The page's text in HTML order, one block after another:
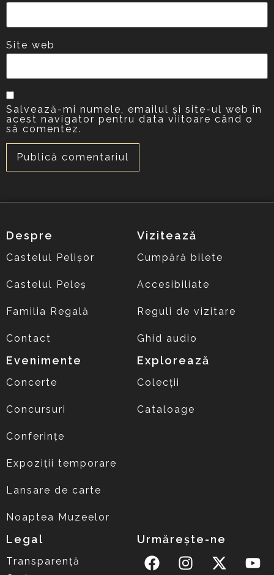
Site web
Salvează-mi numele, emailul și site-ul web în
acest navigator pentru data viitoare când o
să comentez.
Despre
Castelul Pelișor
Castelul Peleș
Familia Regală
Contact
Vizitează
Cumpără bilete
Accesibiliate
Reguli de vizitare
Ghid audio
Evenimente
Concerte
Concursuri
Conferințe
Expoziții temporare
Lansare de carte
Noaptea Muzeelor
Explorează
Colecții
Cataloage
Legal
Transparență
Urmărește-ne